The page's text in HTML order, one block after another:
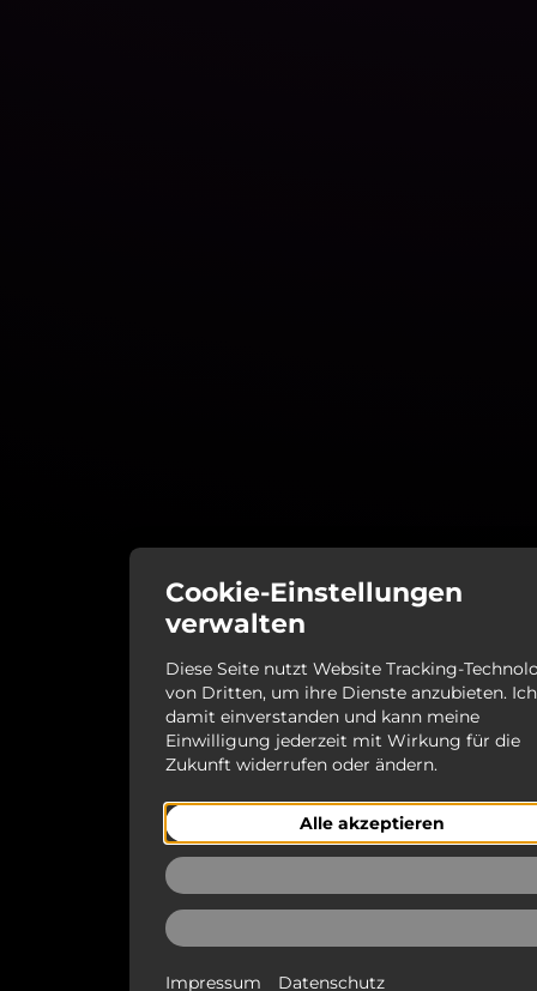
Cookie-Einstellungen
verwalten
Diese Seite nutzt Website Tracking-
von Dritten, um ihre Dienste anzubieten.
damit einverstanden und kann meine
Einwilligung jederzeit mit Wirkung für die
Zukunft widerrufen oder ändern.
Alle akzeptieren
Impressum Datenschutz